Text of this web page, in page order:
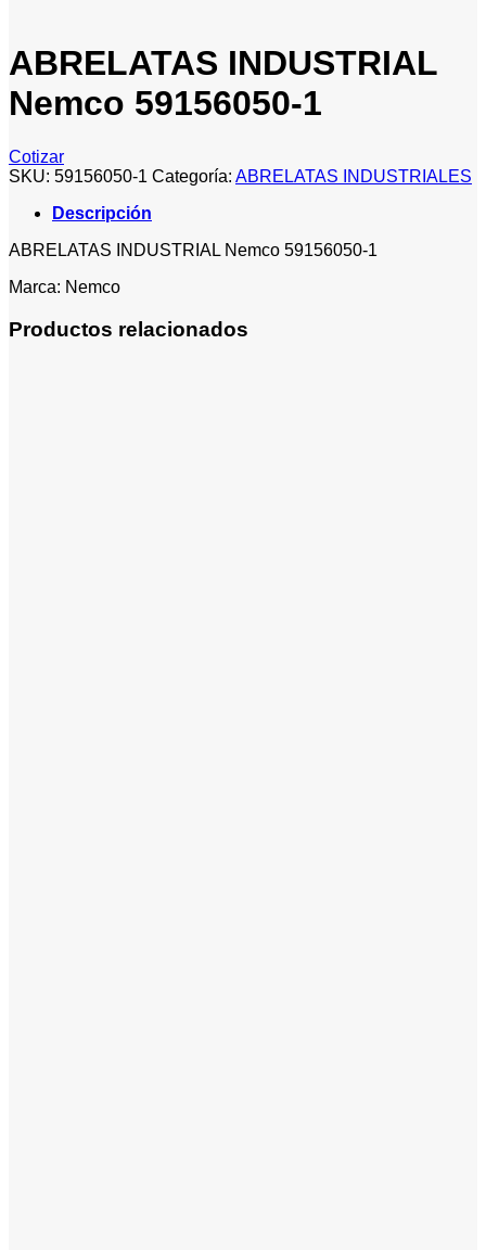
ABRELATAS INDUSTRIAL
Nemco 59156050-1
Cotizar
SKU: 59156050-1 Categoría: ABRELATAS INDUSTRIALES
Descripción
ABRELATAS INDUSTRIAL Nemco 59156050-1
Marca: Nemco
Productos relacionados